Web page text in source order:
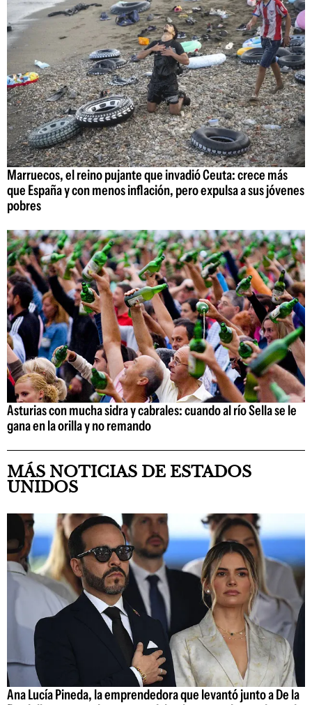
Marruecos, el reino pujante que invadió Ceuta: crece más
que España y con menos inflación, pero expulsa a sus jóvenes
pobres
Asturias con mucha sidra y cabrales: cuando al río Sella se le
gana en la orilla y no remando
MÁS NOTICIAS DE ESTADOS
UNIDOS
Ana Lucía Pineda, la emprendedora que levantó junto a De la